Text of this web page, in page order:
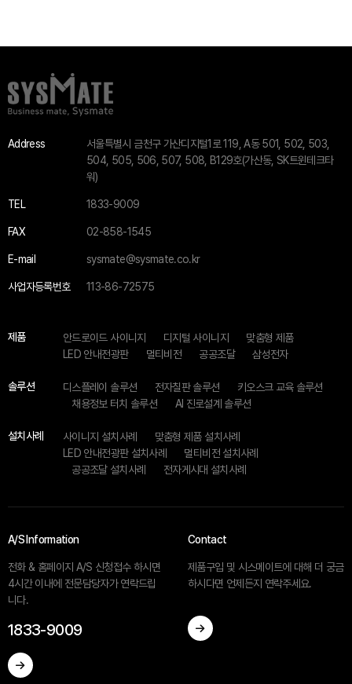
Address
서울특별시 금천구 가산디지털1로 119, A동 501, 502, 503,
504, 505, 506, 507, 508, B129호(가산동, SK트윈테크타
워)
TEL 1833-9009
FAX 02-858-1545
E-mail sysmate@sysmate.co.kr
사업자등록번호 113-86-72575
제품 안드로이드 사이니지 디지털 사이니지
맞춤형 제품
LED 안내전광판
멀티비전 공공조달 삼성전자
솔루션 디스플레이 솔루션 전자칠판 솔루션
키오스크 교육 솔루션
채용정보 터치 솔루션
AI 진로설계 솔루션
설치사례 사이니지 설치사례
맞춤형 제품 설치사례
LED 안내전광판 설치사례
멀티비전 설치사례
공공조달 설치사례
전자게시대 설치사례
A/S Information
전화 & 홈페이지 A/S 신청접수 하시면
4시간 이내에 전문담당자가 연락드립
니다.
1833-9009
Contact
제품구입 및 시스메이트에 대해 더 궁금
하시다면 언제든지 연락주세요.